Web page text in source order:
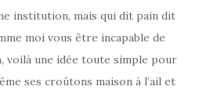
institution, mais qui dit pain dit
moi vous être incapable de
voilà une idée toute simple pour
ses croûtons maison à l’ail et